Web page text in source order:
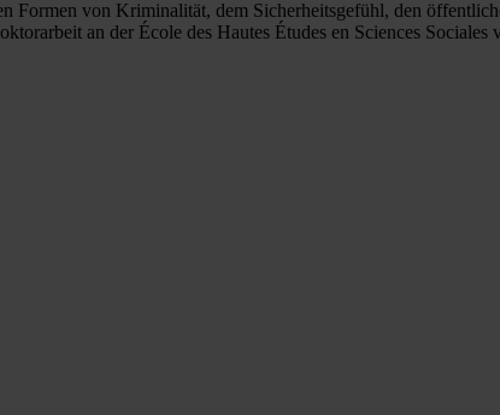
von Kriminalität, dem Sicherheitsgefühl, den
an der École des Hautes Études en Sciences